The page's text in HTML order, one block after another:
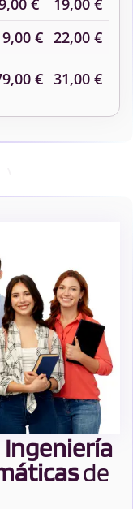
€
19,00 €
€ 22,00 €
€ 31,00 €
Ingeniería
de